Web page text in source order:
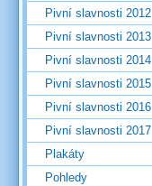
Pivní slavnosti 2012
Pivní slavnosti 2013
Pivní slavnosti 2014
Pivní slavnosti 2015
Pivní slavnosti 2016
Pivní slavnosti 2017
Plakáty
Pohledy